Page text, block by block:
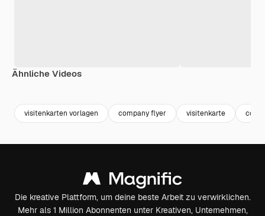
Ähnliche Videos
visitenkarten vorlagen company flyer visitenkarte
Die kreative Plattform, um deine beste Arbeit zu verwirklichen.
Mehr als 1 Million Abonnenten unter Kreativen, Unternehmen,